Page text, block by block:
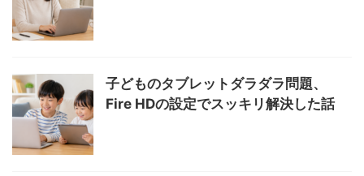
子どものタブレットダラダラ問題、
Fire HDの設定でスッキリ解決した話